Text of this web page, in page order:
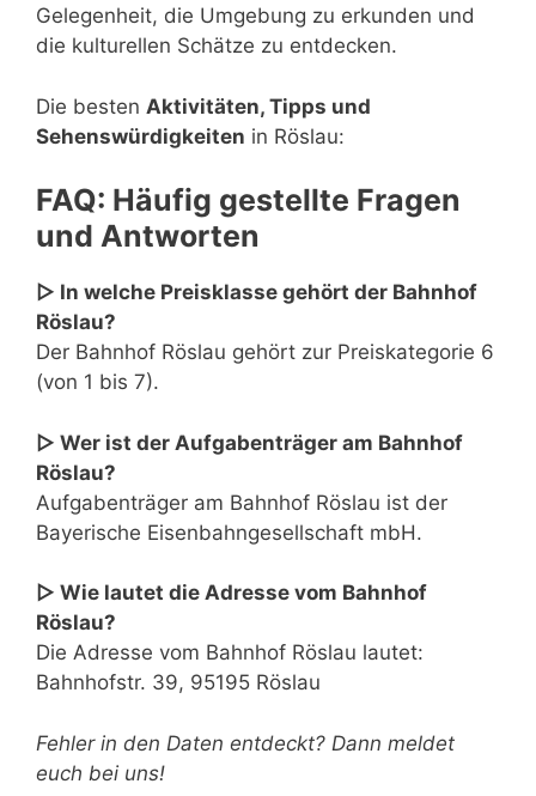
Gelegenheit, die Umgebung zu erkunden und
die kulturellen Schätze zu entdecken.
Die besten Aktivitäten, Tipps und
Sehenswürdigkeiten in Röslau:
FAQ: Häufig gestellte Fragen
und Antworten
▷ In welche Preisklasse gehört der Bahnhof
Röslau?
Der Bahnhof Röslau gehört zur Preiskategorie 6
(von 1 bis 7).
▷ Wer ist der Aufgabenträger am Bahnhof
Röslau?
Aufgabenträger am Bahnhof Röslau ist der
Bayerische Eisenbahngesellschaft mbH.
▷ Wie lautet die Adresse vom Bahnhof
Röslau?
Die Adresse vom Bahnhof Röslau lautet:
Bahnhofstr. 39, 95195 Röslau
Fehler in den Daten entdeckt? Dann meldet
euch bei uns!